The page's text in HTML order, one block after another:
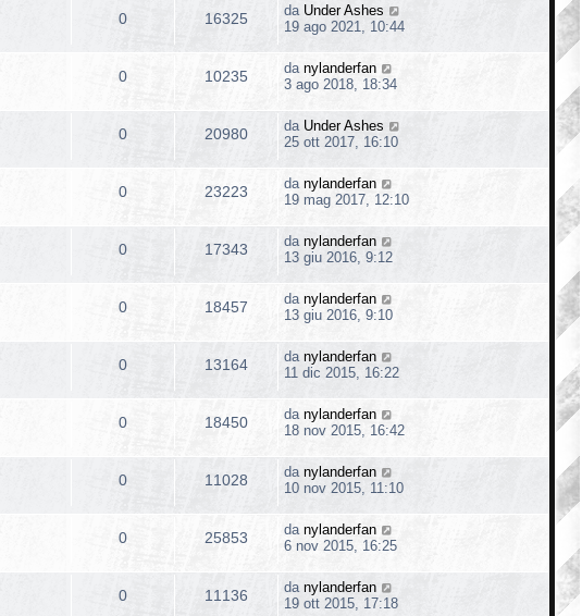
0 16325 da Under Ashes
19 ago 2021, 10:44
0 10235 da nylanderfan
3 ago 2018, 18:34
0 20980 da Under Ashes
25 ott 2017, 16:10
0 23223 da nylanderfan
19 mag 2017, 12:10
0 17343 da nylanderfan
13 giu 2016, 9:12
0 18457 da nylanderfan
13 giu 2016, 9:10
0 13164 da nylanderfan
11 dic 2015, 16:22
0 18450 da nylanderfan
18 nov 2015, 16:42
0 11028 da nylanderfan
10 nov 2015, 11:10
0 25853 da nylanderfan
6 nov 2015, 16:25
0 11136 da nylanderfan
19 ott 2015, 17:18